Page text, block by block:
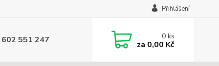
Přihlášení
551 247 0ks
za 0,00 Kč